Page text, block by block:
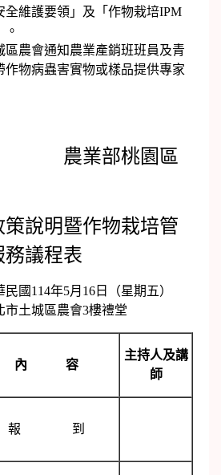
全維護要領」及「作物栽培IPM
農會通知農業產銷班班員及青
作物病蟲害實物或樣品提供專家
桃園區
明暨作物栽培管
務議程表
年5月16日（星期五）
城區農會3樓禮堂
內 容
主持人及講
師
報 到